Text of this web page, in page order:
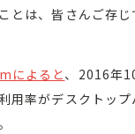
とは、皆さんご存じ
よると、2016年
用率がデスクトッ